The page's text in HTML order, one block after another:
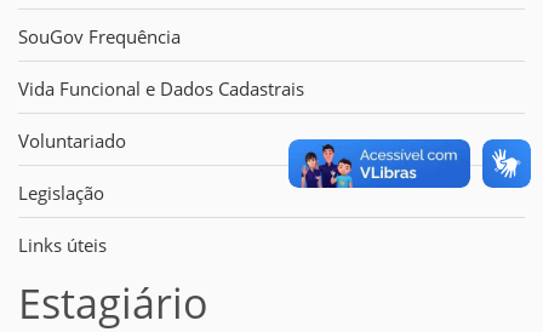
SouGov Frequência
Vida Funcional e Dados Cadastrais
Voluntariado
Legislação
Links úteis
Estagiário